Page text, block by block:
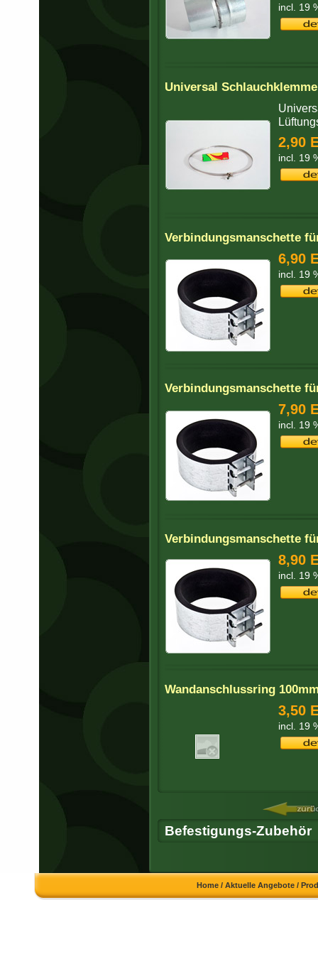
incl. 19
Universal
2,90
incl. 19
Verbindungsmanschette
6,90
incl. 19
Verbindungsmanschette
7,90
incl. 19
Verbindungsmanschette
8,90
incl. 19
Wandanschlussring
3,50
incl. 19
Befestigungs-Zubehör
Home /Aktuelle Angebote /